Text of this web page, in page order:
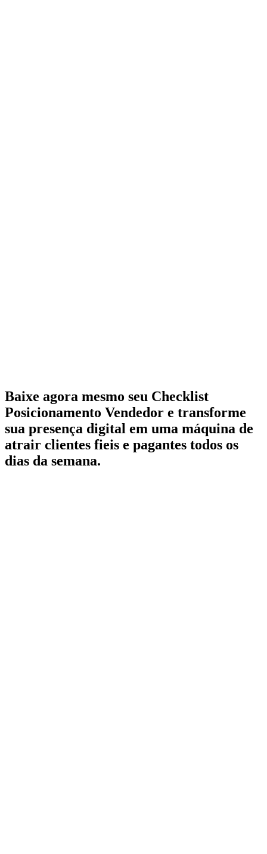
Baixe agora mesmo seu Checklist
Posicionamento Vendedor e transforme
sua presença digital em uma máquina de
atrair clientes fieis e pagantes todos os
dias da semana.